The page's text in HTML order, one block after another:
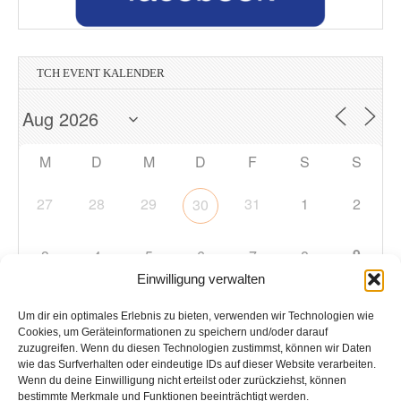
Einwilligung verwalten
Um dir ein optimales Erlebnis zu bieten, verwenden wir Technologien wie
Cookies, um Geräteinformationen zu speichern und/oder darauf
zuzugreifen. Wenn du diesen Technologien zustimmst, können wir Daten
wie das Surfverhalten oder eindeutige IDs auf dieser Website verarbeiten.
Wenn du deine Einwilligung nicht erteilst oder zurückziehst, können
bestimmte Merkmale und Funktionen beeinträchtigt werden.
TCH EVENT KALENDER
M D M D F S S
27 28 29 30 31 1 2
3 4 5 6 7 8 9
10 11 12 13 14 15
17 18 19 20 21 22 23